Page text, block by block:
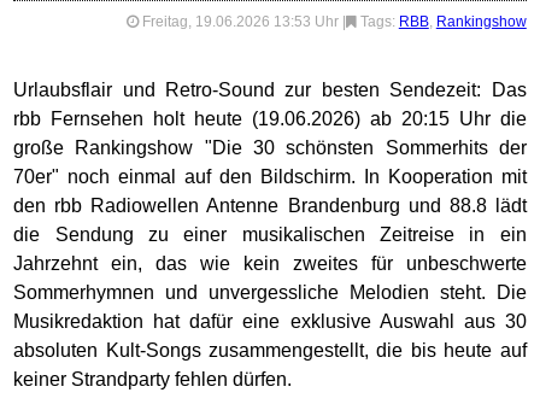
Freitag, 19.06.2026 13:53 Uhr Tags: RBB, Rankingshow
Urlaubsflair und Retro-Sound zur besten Sendezeit: Das
rbb Fernsehen holt heute (19.06.2026) ab 20:15 Uhr die
große Rankingshow "Die 30 schönsten Sommerhits der
70er" noch einmal auf den Bildschirm. In Kooperation mit
den rbb Radiowellen Antenne Brandenburg und 88.8 lädt
die Sendung zu einer musikalischen Zeitreise in ein
Jahrzehnt ein, das wie kein zweites für unbeschwerte
Sommerhymnen und unvergessliche Melodien steht. Die
Musikredaktion hat dafür eine exklusive Auswahl aus 30
absoluten Kult-Songs zusammengestellt, die bis heute auf
keiner Strandparty fehlen dürfen.